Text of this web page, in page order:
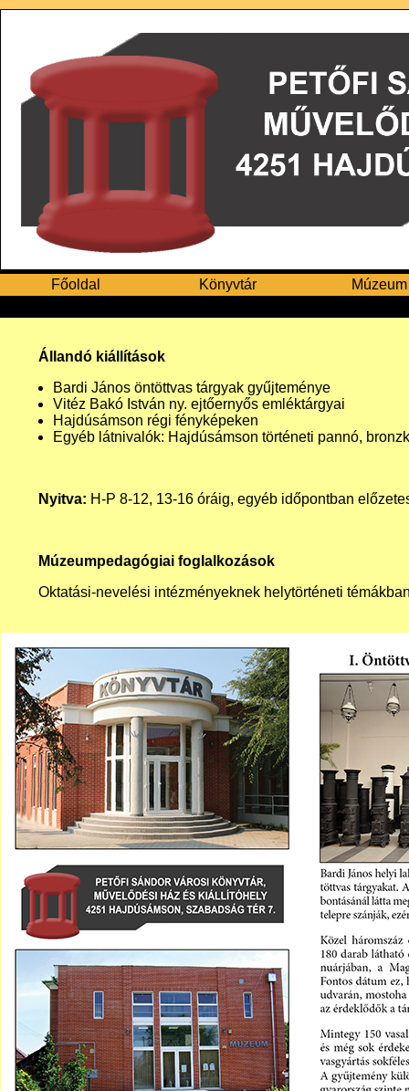
Főoldal Könyvtár Múzeum
Állandó kiállítások
Bardi János öntöttvas tárgyak gyűjteménye
Vitéz Bakó István ny. ejtőernyős emléktárgyai
Hajdúsámson régi fényképeken
Egyéb látnivalók: Hajdúsámson történeti pannó,
Nyitva: H-P 8-12, 13-16 óráig, egyéb időpontban
Múzeumpedagógiai foglalkozások
Oktatási-nevelési intézményeknek helytörténeti